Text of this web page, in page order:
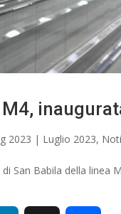
2023 | Luglio 2023,
San Babila della linea